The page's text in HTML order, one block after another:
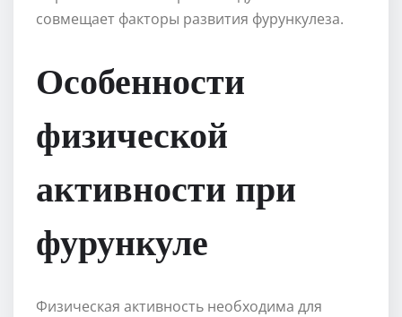
совмещает факторы развития фурункулеза.
Особенности
физической
активности при
фурункуле
Физическая активность необходима для